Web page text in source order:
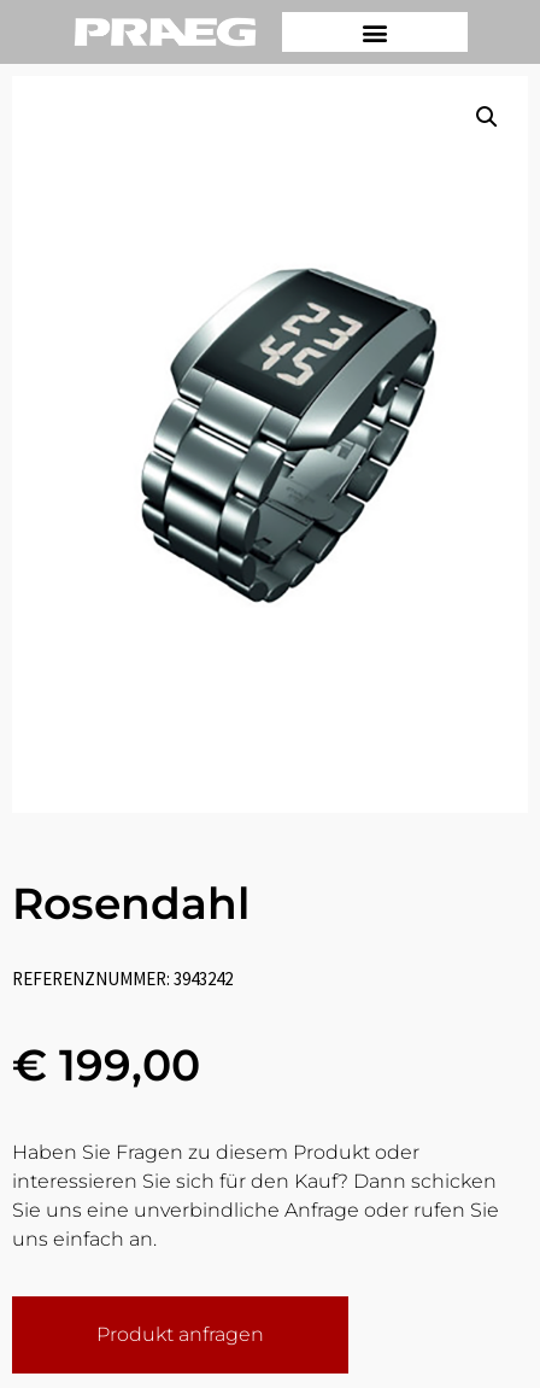
Rosendahl
REFERENZNUMMER: 3943242
€ 199,00
Haben Sie Fragen zu diesem Produkt oder
interessieren Sie sich für den Kauf? Dann schicken
Sie uns eine unverbindliche Anfrage oder rufen Sie
uns einfach an.
Produkt anfragen